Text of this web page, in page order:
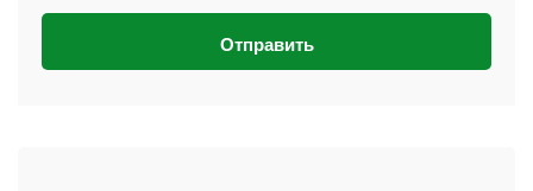
Отправить